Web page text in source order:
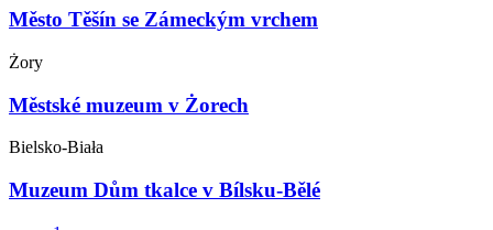
Město Těšín se Zámeckým vrchem
Żory
Městské muzeum v Żorech
Bielsko-Biała
Muzeum Dům tkalce v Bílsku-Bělé